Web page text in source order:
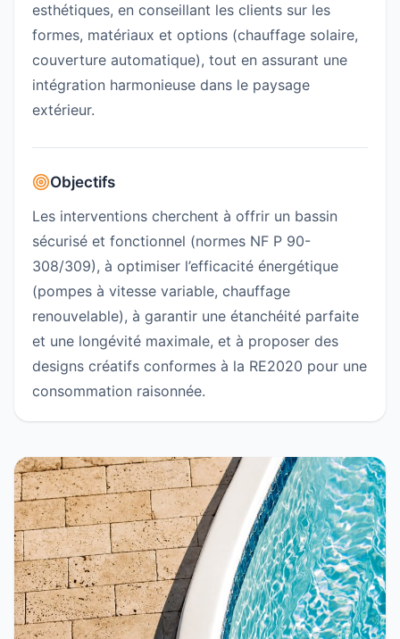
esthétiques, en conseillant les clients sur les
formes, matériaux et options (chauffage solaire,
couverture automatique), tout en assurant une
intégration harmonieuse dans le paysage
extérieur.
Objectifs
Les interventions cherchent à offrir un bassin
sécurisé et fonctionnel (normes NF P 90-
308/309), à optimiser l’efficacité énergétique
(pompes à vitesse variable, chauffage
renouvelable), à garantir une étanchéité parfaite
et une longévité maximale, et à proposer des
designs créatifs conformes à la RE2020 pour une
consommation raisonnée.